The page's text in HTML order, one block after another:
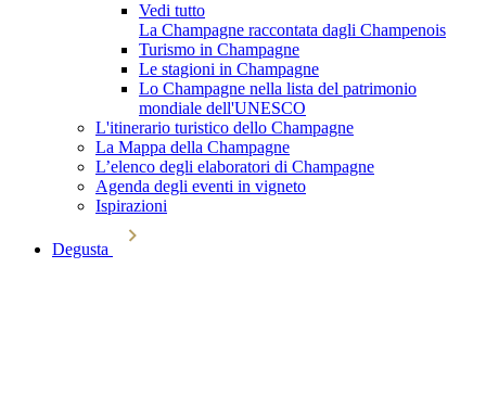
Vedi tutto
La Champagne raccontata dagli Champenois
Turismo in Champagne
Le stagioni in Champagne
Lo Champagne nella lista del patrimonio
mondiale dell'UNESCO
L'itinerario turistico dello Champagne
La Mappa della Champagne
L’elenco degli elaboratori di Champagne
Agenda degli eventi in vigneto
Ispirazioni
Degusta